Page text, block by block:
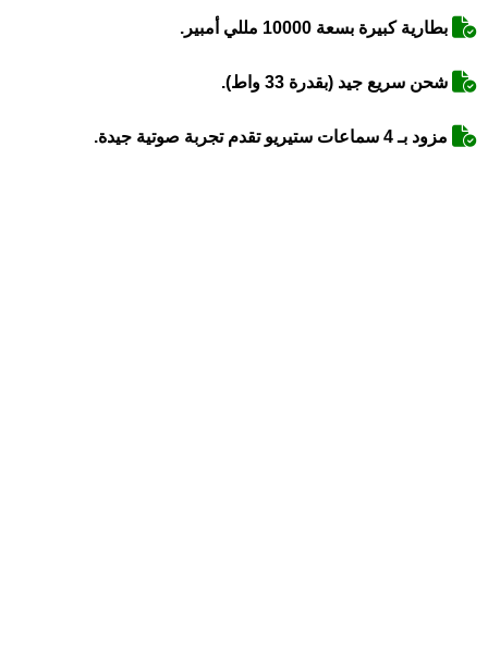
بطارية كبيرة بسعة 10000 مللي أمبير.
شحن سريع جيد (بقدرة 33 واط).
مزود بـ 4 سماعات ستيريو تقدم تجربة صوتية جيدة.